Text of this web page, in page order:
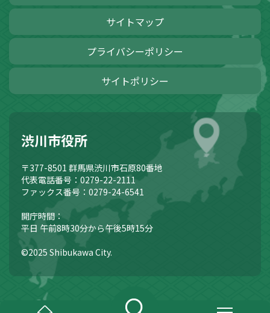
サイトマップ
プライバシーポリシー
サイトポリシー
渋川市役所
〒377-8501 群馬県渋川市石原80番地
代表電話番号：0279-22-2111
ファックス番号：0279-24-6541
開庁時間：
平日 午前8時30分から午後5時15分
©2025 Shibukawa City.